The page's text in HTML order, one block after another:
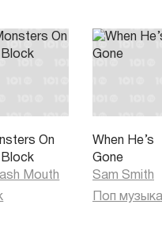
On
Block
Mouth
When He’s
Gone
Sam Smith
Поп музыка